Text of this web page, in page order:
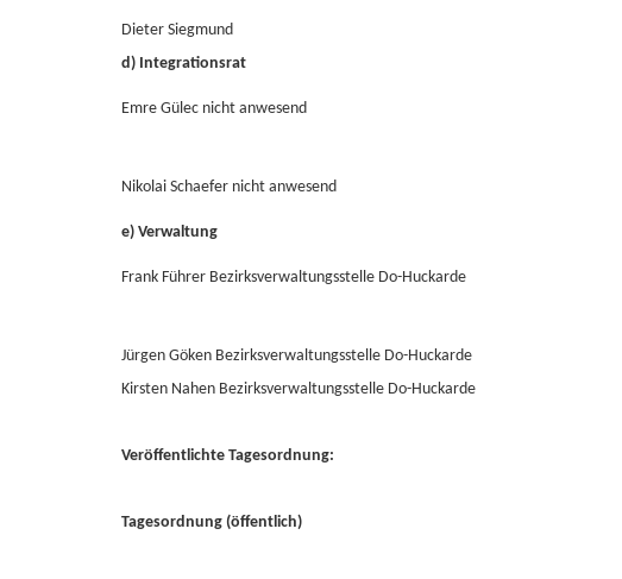
Dieter Siegmund
d) Integrationsrat
Emre Gülec nicht anwesend
Nikolai Schaefer nicht anwesend
e) Verwaltung
Frank Führer Bezirksverwaltungsstelle Do-Huckarde
Jürgen Göken Bezirksverwaltungsstelle Do-Huckarde
Kirsten Nahen Bezirksverwaltungsstelle Do-Huckarde
Veröffentlichte Tagesordnung:
Tagesordnung (öffentlich)